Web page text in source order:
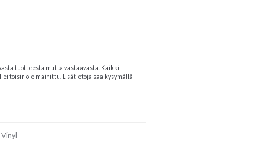
tuotteesta mutta vastaavasta. Kaikki
toisin ole mainittu. Lisätietoja saa kysymällä
Vinyl